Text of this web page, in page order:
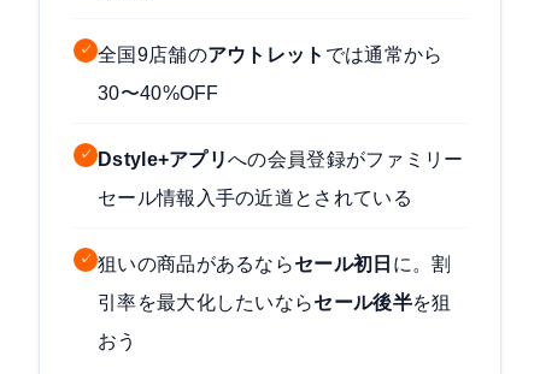
✓ 全国9店舗のアウトレット では通常から
30〜40%OFF
✓ Dstyle+アプリへの会員登録がファミリー
セール情報入手の近道とされている
✓ 狙いの商品があるならセール初日 に。割
引率を最大化したいならセール後半を狙
おう